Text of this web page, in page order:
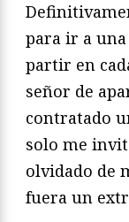
para ir a una
partir en
señor de
contratado
solo me
olvidado de
fuera un